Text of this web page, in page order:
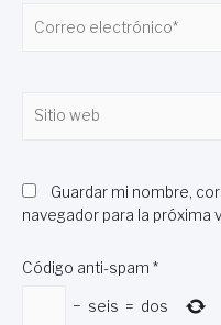
electrónico*
web
Guardar mi nombre,
navegador para la próxima
Código anti-spam *
− seis = dos